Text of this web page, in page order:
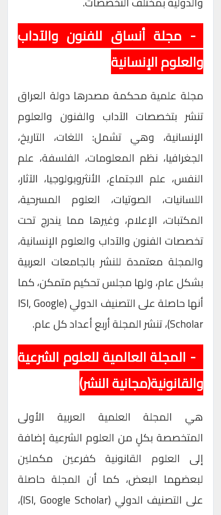
3- مجلة أنساق للفنون والآداب
والعلوم الإنسانية
مجلة علمية محكمة مصدرها دولة العراق
تنشر بتخصصات الآداب والفنون والعلوم
الإنسانية، وهي تشمل: اللغات، التاريخ،
الجغرافيا، نظم المعلومات، الفلسفة، علم
النفس، علم الاجتماع، الأنثروبولوجيا، الآثار،
اللسانيات، الصوتيات، العلوم المسرحية،
المكتبات، الإعلام، وغيرها مما يندرج تحت
تخصصات الفنون والآداب والعلوم الإنسانية،
والمجلة معتمدة للنشر بالجامعات العربية
بشكل عام، ولها مجلس تحكيم متمكن، كما
أنها حاصلة على التصنيف الدولي (ISI, Google
Scholar)، تنشر المجلة أربع أعداد كل عام.
4- المجلة العالمية للعلوم الشرعية
والقانونية(مجانية النشر)
هي المجلة العلمية العربية الأولى
المتخصصة بكلٍ من العلوم الشرعية إضافة
إلى العلوم القانونية كفرعين مكملين
لبعضهما البعض، كما أن المجلة حاصلة
على التصنيف الدولي (ISI, Google Scholar)،